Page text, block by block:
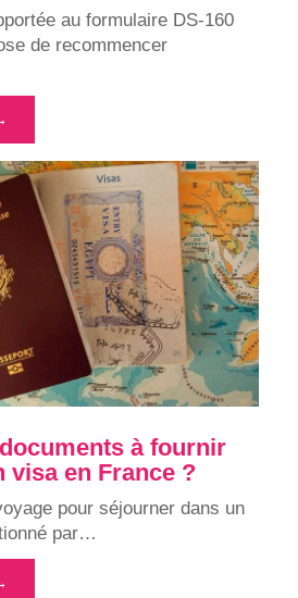
au formulaire DS-160
de recommencer
à fournir
visa en France ?
pour séjourner dans un
par…